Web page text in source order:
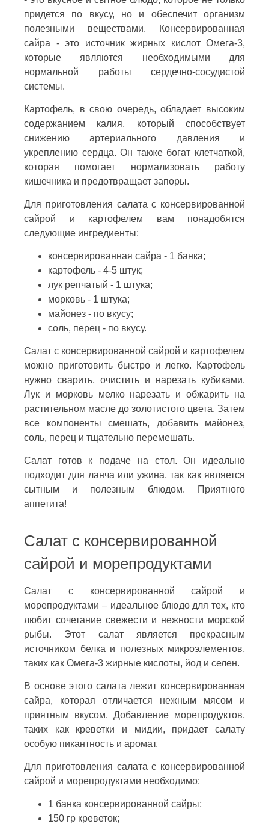
придется по вкусу, но и обеспечит организм
полезными веществами. Консервированная
сайра - это источник жирных кислот Омега-3,
которые являются необходимыми для
нормальной работы сердечно-сосудистой
системы.
Картофель, в свою очередь, обладает высоким
содержанием калия, который способствует
снижению артериального давления и
укреплению сердца. Он также богат клетчаткой,
которая помогает нормализовать работу
кишечника и предотвращает запоры.
Для приготовления салата с консервированной
сайрой и картофелем вам понадобятся
следующие ингредиенты:
консервированная сайра - 1 банка;
картофель - 4-5 штук;
лук репчатый - 1 штука;
морковь - 1 штука;
майонез - по вкусу;
соль, перец - по вкусу.
Салат с консервированной сайрой и картофелем
можно приготовить быстро и легко. Картофель
нужно сварить, очистить и нарезать кубиками.
Лук и морковь мелко нарезать и обжарить на
растительном масле до золотистого цвета. Затем
все компоненты смешать, добавить майонез,
соль, перец и тщательно перемешать.
Салат готов к подаче на стол. Он идеально
подходит для ланча или ужина, так как является
сытным и полезным блюдом. Приятного
аппетита!
Салат с консервированной
сайрой и морепродуктами
Салат с консервированной сайрой и
морепродуктами – идеальное блюдо для тех, кто
любит сочетание свежести и нежности морской
рыбы. Этот салат является прекрасным
источником белка и полезных микроэлементов,
таких как Омега-3 жирные кислоты, йод и селен.
В основе этого салата лежит консервированная
сайра, которая отличается нежным мясом и
приятным вкусом. Добавление морепродуктов,
таких как креветки и мидии, придает салату
особую пикантность и аромат.
Для приготовления салата с консервированной
сайрой и морепродуктами необходимо:
1 банка консервированной сайры;
150 гр креветок;